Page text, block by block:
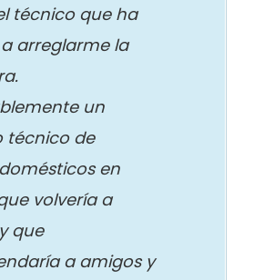
técnico que ha
arreglarme la
un
técnico de
en
volvería a
que
a amigos y